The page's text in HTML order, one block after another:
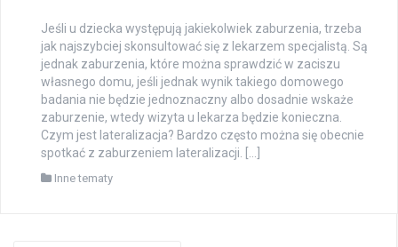
Jeśli u dziecka występują jakiekolwiek zaburzenia, trzeba
jak najszybciej skonsultować się z lekarzem specjalistą. Są
jednak zaburzenia, które można sprawdzić w zaciszu
własnego domu, jeśli jednak wynik takiego domowego
badania nie będzie jednoznaczny albo dosadnie wskaże
zaburzenie, wtedy wizyta u lekarza będzie konieczna.
Czym jest lateralizacja? Bardzo często można się obecnie
spotkać z zaburzeniem lateralizacji. […]
Inne tematy